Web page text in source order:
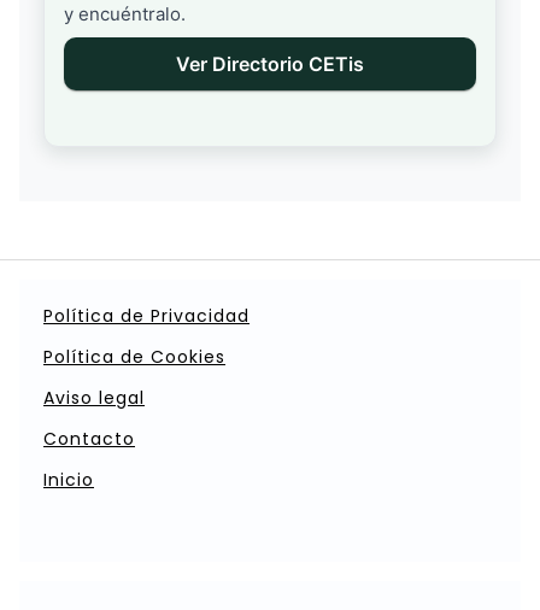
y encuéntralo.
Ver Directorio CETis
Política de Privacidad
Política de Cookies
Aviso legal
Contacto
Inicio